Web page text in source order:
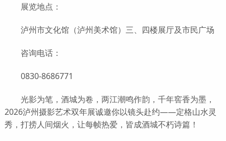
展览地点：
泸州市文化馆（泸州美术馆）三、四楼展厅及市民广场
咨询电话：
0830-8686771
光影为笔，酒城为卷，两江潮鸣作韵，千年窖香为墨，
2026泸州摄影艺术双年展诚邀你以镜头赴约——定格山水灵
秀，打捞人间烟火，让每帧热爱，皆成酒城不朽诗篇！